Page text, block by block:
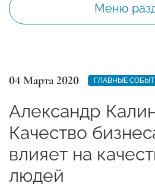
Меню
04 Марта 2020 ГЛАВНЫЕ
Александр
Качество
влияет на
людей